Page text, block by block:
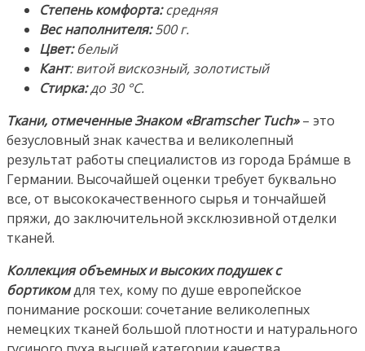
Степень комфорта:средняя
Вес наполнителя:500 г.
Цвет:белый
Кант: витой вискозный, золотистый
Стирка:до 30 °С.
Ткани, отмеченные Знаком «Bramscher Tuch»– это
безусловный знак качества и великолепный
результат работы специалистов из города Бра́мше в
Германии. Высочайшей оценки требует буквально
все, от высококачественного сырья и тончайшей
пряжи, до заключительной эксклюзивной отделки
тканей.
Коллекция объемных и высоких подушек с
бортикомдля тех, кому по душе европейское
понимание роскоши: сочетание великолепных
немецких тканей большой плотности и натурального